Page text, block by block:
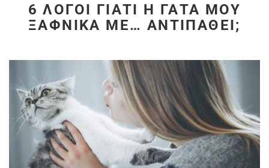
6 ΛΌΓΟΙ ΓΙΑΤΊ Η ΓΆΤΑ ΜΟΥ
ΞΑΦΝΙΚΆ ΜΕ… ΑΝΤΙΠΑΘΕΊ;